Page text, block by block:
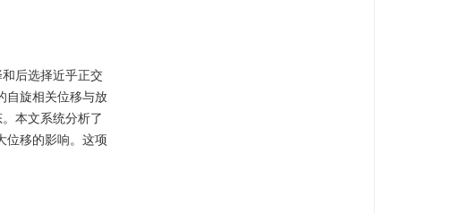
后选择近乎正交
自旋相关位移与放
本文系统分析了
位移的影响。这项